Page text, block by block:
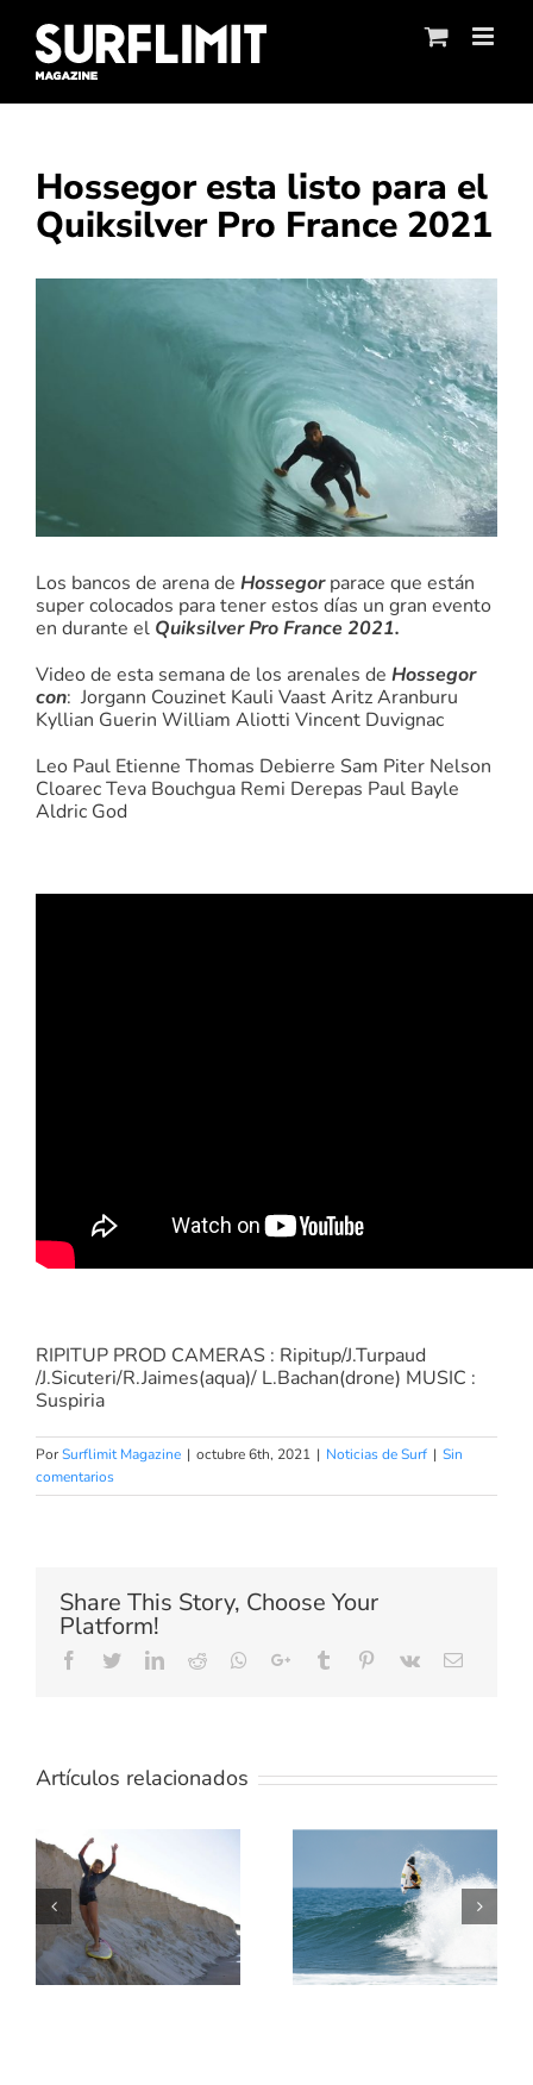
content
Hossegor esta listo para el
Quiksilver Pro France 2021
Los bancos de arena de Hossegorparace que están
super colocados para tener estos días un gran evento
en durante el Quiksilver Pro France 2021.
Video de esta semana de los arenales de Hossegor
con: Jorgann Couzinet Kauli Vaast Aritz Aranburu
Kyllian Guerin William Aliotti Vincent Duvignac
Leo Paul Etienne Thomas Debierre Sam Piter Nelson
Cloarec Teva Bouchgua Remi Derepas Paul Bayle
Aldric God
RIPITUP PROD CAMERAS : Ripitup/J.Turpaud
/J.Sicuteri/R.Jaimes(aqua)/ L.Bachan(drone) MUSIC :
Suspiria
PorSurflimit Magazine | octubre 6th, 2021 | Noticias de Surf | Sin
comentarios
Share This Story, Choose Your
Platform!
Facebook
TwitterLinkedIn
Reddit Whatsapp
Google+Tumblr Pinterest
Vk Email
Artículos relacionados
5 MEJORES
PELICULAS
DE SURF
TE
ENSEÑAMOS
UN POCO
SOBRE
TÉRMINOS